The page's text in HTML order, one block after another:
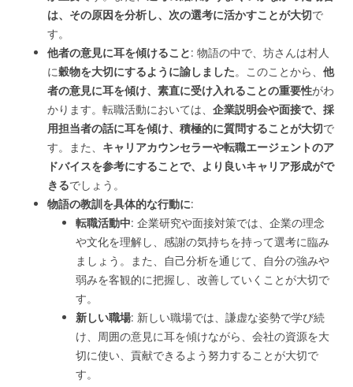
は、その原因を分析し、次の選考に活かすことが大切で
す。
他者の意見に耳を傾けること: 物語の中で、坊さんは村人
に穀物を大切にするように諭しました。このことから、 他
者の意見に耳を傾け、素直に受け入れることの重要性がわ
かります。転職活動においては、 企業説明会や面接で、採
用担当者の話に耳を傾け、積極的に質問することが大切で
す。また、 キャリアカウンセラーや転職エージェントのア
ドバイスを参考にすることで、より良いキャリア形成がで
きるでしょう。
物語の教訓を具体的な行動に:
転職活動中: 企業研究や面接対策では、企業の理念
や文化を理解し、感謝の気持ちを持って選考に臨み
ましょう。また、自己分析を通じて、自分の強みや
弱みを客観的に把握し、改善していくことが大切で
す。
新しい職場: 新しい職場では、謙虚な姿勢で学び続
け、周囲の意見に耳を傾けながら、会社の資源を大
切に使い、貢献できるよう努力することが大切で
す。